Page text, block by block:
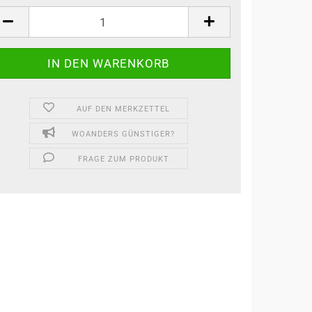
AUF DEN MERKZETTEL
WOANDERS GÜNSTIGER?
FRAGE ZUM PRODUKT